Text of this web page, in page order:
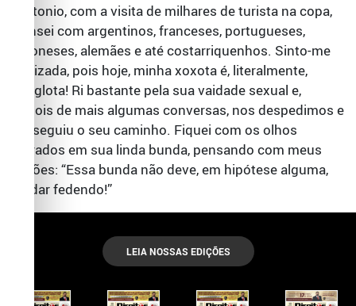
-Antonio, com a visita de milhares de turista na copa,
transei com argentinos, franceses, portugueses,
japoneses, alemães e até costarriquenhos. Sinto-me
realizada, pois hoje, minha xoxota é, literalmente,
poliglota! Ri bastante pela sua vaidade sexual e,
depois de mais algumas conversas, nos despedimos e
ela seguiu o seu caminho. Fiquei com os olhos
vidrados em sua linda bunda, pensando com meus
botões: “Essa bunda não deve, em hipótese alguma,
peidar fedendo!”
LEIA NOSSAS EDIÇÕES